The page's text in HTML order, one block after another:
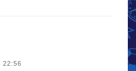
22:56